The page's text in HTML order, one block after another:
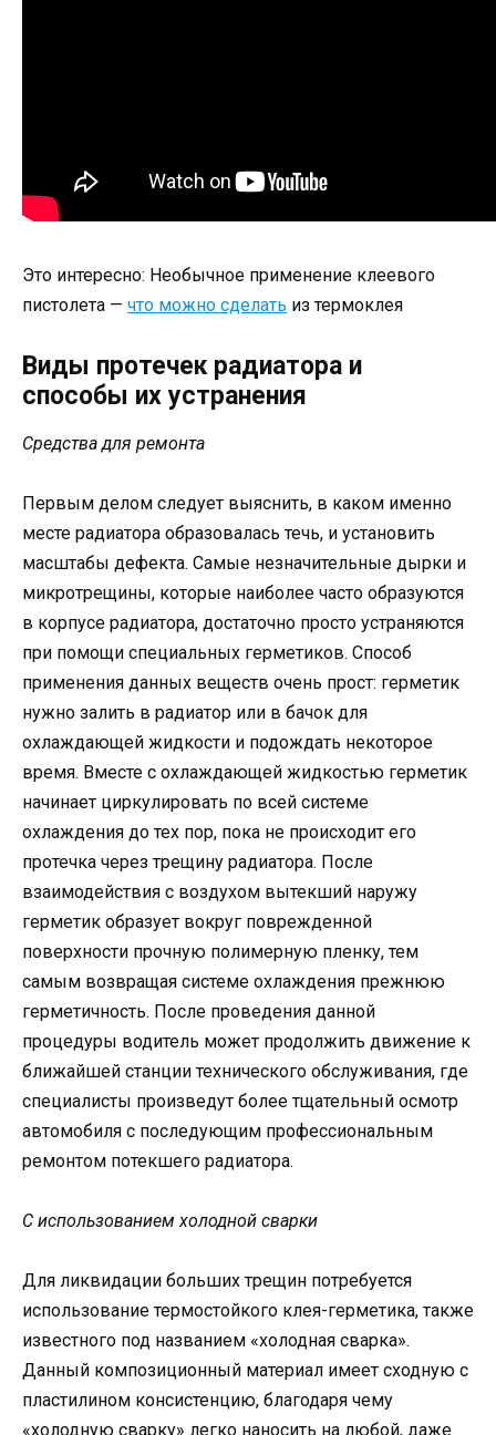
Это интересно: Необычное применение клеевого
пистолета — что можно сделать из термоклея
Виды протечек радиатора и
способы их устранения
Средства для ремонта
Первым делом следует выяснить, в каком именно
месте радиатора образовалась течь, и установить
масштабы дефекта. Самые незначительные дырки и
микротрещины, которые наиболее часто образуются
в корпусе радиатора, достаточно просто устраняются
при помощи специальных герметиков. Способ
применения данных веществ очень прост: герметик
нужно залить в радиатор или в бачок для
охлаждающей жидкости и подождать некоторое
время. Вместе с охлаждающей жидкостью герметик
начинает циркулировать по всей системе
охлаждения до тех пор, пока не происходит его
протечка через трещину радиатора. После
взаимодействия с воздухом вытекший наружу
герметик образует вокруг поврежденной
поверхности прочную полимерную пленку, тем
самым возвращая системе охлаждения прежнюю
герметичность. После проведения данной
процедуры водитель может продолжить движение к
ближайшей станции технического обслуживания, где
специалисты произведут более тщательный осмотр
автомобиля с последующим профессиональным
ремонтом потекшего радиатора.
С использованием холодной сварки
Для ликвидации больших трещин потребуется
использование термостойкого клея-герметика, также
известного под названием «холодная сварка».
Данный композиционный материал имеет сходную с
пластилином консистенцию, благодаря чему
«холодную сварку» легко наносить на любой, даже